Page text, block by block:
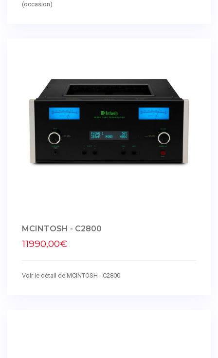
(occasion)
MCINTOSH - C2800
11990,00€
Voir le détail de MCINTOSH - C2800